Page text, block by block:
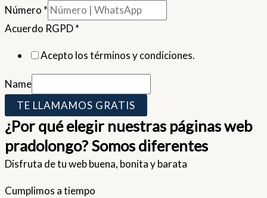
Número *
Acuerdo RGPD*
Acepto los términos y condiciones.
Name
TE LLAMAMOS GRATIS
¿Por qué elegir nuestras páginas web
pradolongo? Somos diferentes
Disfruta de tu web buena, bonita y barata
Cumplimos a tiempo